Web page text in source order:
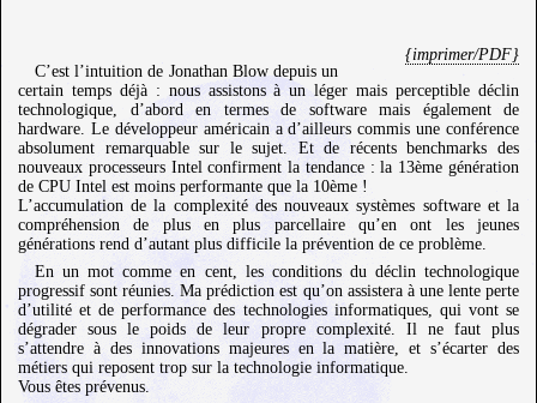
{imprimer/PDF}
C’est l’intuition de Jonathan Blow depuis un
certain temps déjà : nous assistons à un léger mais perceptible déclin
technologique, d’abord en termes de software mais également de
hardware. Le développeur américain a d’ailleurs commis une conférence
absolument remarquable sur le sujet. Et de récents benchmarks des
nouveaux processeurs Intel confirment la tendance : la 13ème génération
de CPU Intel est moins performante que la 10ème !
L’accumulation de la complexité des nouveaux systèmes software et la
compréhension de plus en plus parcellaire qu’en ont les jeunes
générations rend d’autant plus difficile la prévention de ce problème.
En un mot comme en cent, les conditions du déclin technologique
progressif sont réunies. Ma prédiction est qu’on assistera à une lente perte
d’utilité et de performance des technologies informatiques, qui vont se
dégrader sous le poids de leur propre complexité. Il ne faut plus
s’attendre à des innovations majeures en la matière, et s’écarter des
métiers qui reposent trop sur la technologie informatique.
Vous êtes prévenus.